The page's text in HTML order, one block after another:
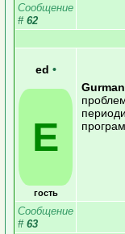
Сообщение
# 62
ed •
E
гость
Gurman
Сообщение
# 63